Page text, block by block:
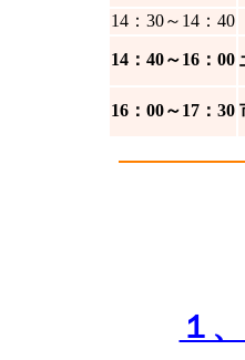
14：30～14：40
14：40～16：00
16：00～17：30
１